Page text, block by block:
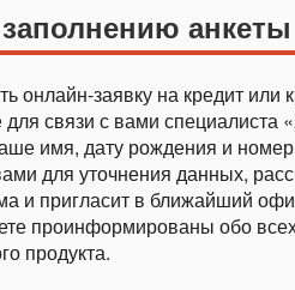
анкеты
онлайн-заявку на кредит или
связи с вами
имя, дату рождения и
для уточнения данных,
и пригласит в ближайший
проинформированы обо
продукта.